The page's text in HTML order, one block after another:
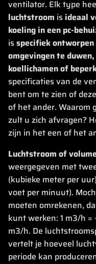
ventilator. Elk type
luchtstroom is ideaal
koeling in een pc-
isspecifiek
omgevingen te
koellichamen of
specificaties van de
bent om te zien of
of het ander. Waarom
zult u zich afvragen?
zijn in het een of het
Luchtstroom of
weergegeven met
(kubieke meter per
voet per minuut).
moeten omrekenen,
kunt werken: 1 m3/h =
m3/h. De
vertelt je hoeveel
periode kan